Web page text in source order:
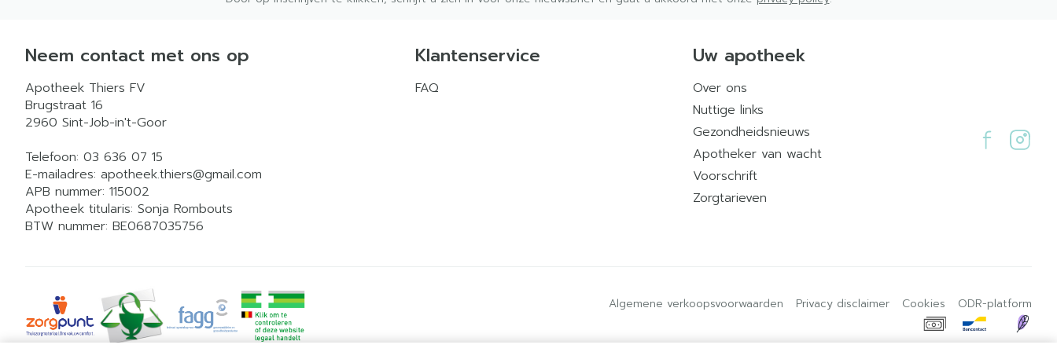
Neem contact met ons op
Apotheek Thiers FV
Brugstraat 16
2960 Sint-Job-in't-Goor
Telefoon: 03 636 07 15
E-mailadres: apotheek.thiers@gmail.com
APB nummer: 115002
Apotheek titularis: Sonja Rombouts
BTW nummer: BE0687035756
Klantenservice
FAQ
Uw apotheek
Over ons
Nuttige links
Gezondheidsnieuws
Apotheker van wacht
Voorschrift
Zorgtarieven
Algemene verkoopsvoorwaarden Privacy disclaimer Cookies ODR-platform